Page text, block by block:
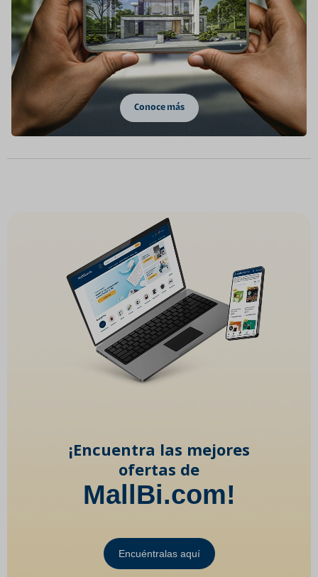
Conoce más
¡Encuentra las mejores
ofertas de
MallBi.com!
Encuéntralas aquí